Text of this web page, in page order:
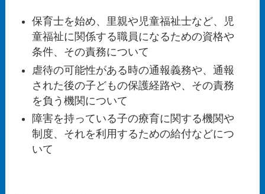
保育士を始め、里親や児童福祉士など、児
童福祉に関係する職員になるための資格や
条件、その責務について
虐待の可能性がある時の通報義務や、通報
された後の子どもの保護経路や、その責務
を負う機関について
障害を持っている子の療育に関する機関や
制度、それを利用するための給付などにつ
いて